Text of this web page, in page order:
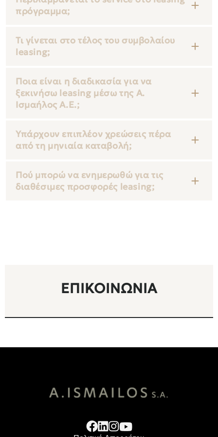
πρόγραμμα;
Τι γίνεται στο τέλος του συμβολαίου
leasing;
Ποια είναι η διαδικασία για να
ξεκινήσω leasing μέσω της Α.
Ισμαήλος Α.Ε.;
Υπάρχουν επιπλέον χρεώσεις πέρα
από τη μηνιαία καταβολή;
Πού μπορώ να ενημερωθώ για τις
διαθέσιμες προσφορές leasing;
ΕΠΙΚΟΙΝΩΝΊΑ